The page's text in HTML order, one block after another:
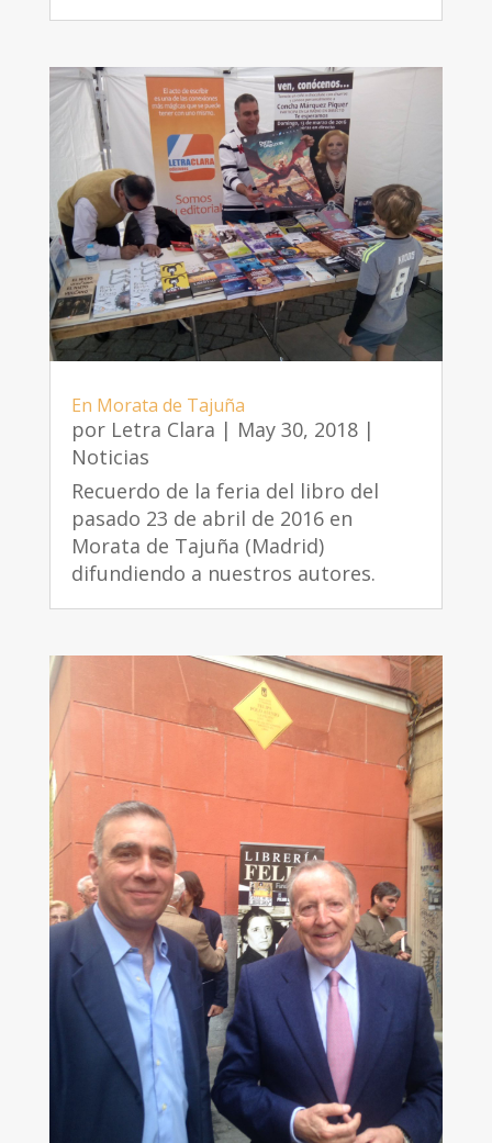
En Morata de Tajuña
por Letra Clara | May 30, 2018|
Noticias
Recuerdo de la feria del libro del
pasado 23 de abril de 2016 en
Morata de Tajuña (Madrid)
difundiendo a nuestros autores.